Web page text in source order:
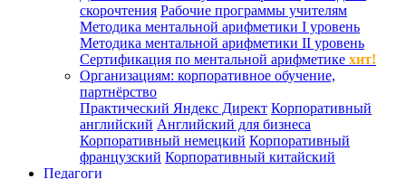
скорочтения Рабочие программы учителям
Методика ментальной арифметики I уровень
Методика ментальной арифметики II уровень
Сертификация по ментальной арифметике хит!
Организациям: корпоративное обучение,
партнёрство
Практический Яндекс Директ Корпоративный
английский Английский для бизнеса
Корпоративный немецкий Корпоративный
французский Корпоративный китайский
Педагоги